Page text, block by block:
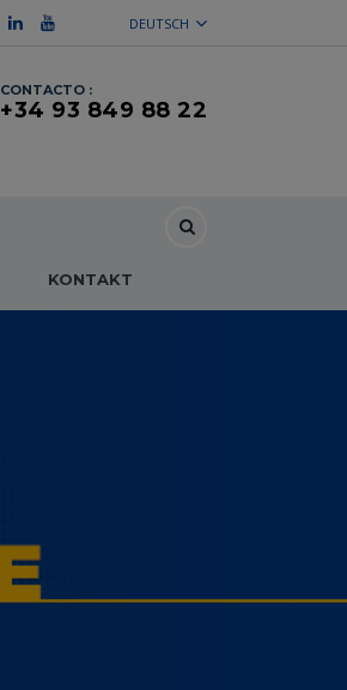
DEUTSCH
CONTACTO :
+34 93 849 88 22
KONTAKT